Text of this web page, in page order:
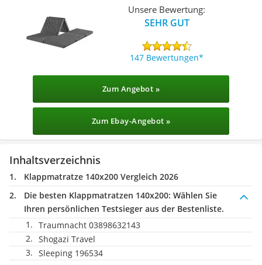
Unsere Bewertung:
SEHR GUT
147 Bewertungen
Zum Angebot »
Zum Ebay-Angebot »
Inhaltsverzeichnis
Klappmatratze 140x200 Vergleich 2026
Die besten Klappmatratzen 140x200: Wählen Sie
Ihren persönlichen Testsieger aus der Bestenliste.
Traumnacht 03898632143
Shogazi Travel
Sleeping 196534